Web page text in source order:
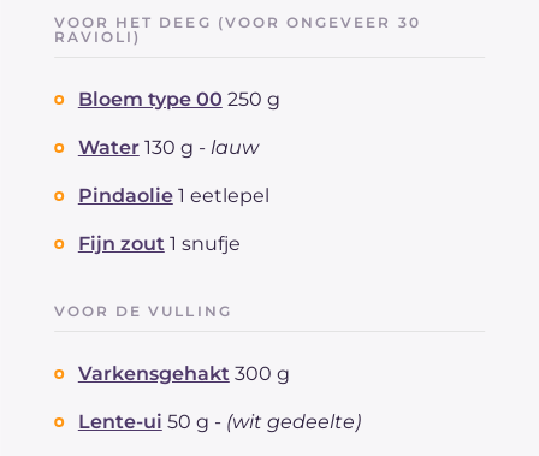
VOOR HET DEEG (VOOR ONGEVEER 30
RAVIOLI)
Bloem type 00 250 g
Water 130 g - lauw
Pindaolie 1 eetlepel
Fijn zout 1 snufje
VOOR DE VULLING
Varkensgehakt 300 g
Lente-ui 50 g - (wit gedeelte)